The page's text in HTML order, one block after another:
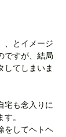
、とイメージ
ですが、結局
してしまいま
宅も念入りに
。
をしてヘトヘ